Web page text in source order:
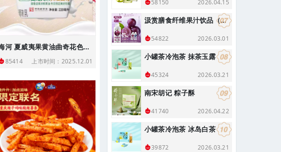
海河 夏威夷果黄油曲奇花色牛奶
85414 上市时间：2025.12.01
58150 2026.04.15
汲赏膳食纤维果汁饮品（葡萄味）
54822 2026.03.01
小罐茶冷泡茶 抹茶玉露
45324 2026.03.21
南宋胡记 粽子酥
41740 2026.04.22
小罐茶冷泡茶 冰岛白茶
39872 2026.03.21